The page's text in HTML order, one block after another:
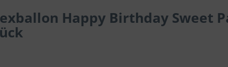
Happy Birthday Sweet